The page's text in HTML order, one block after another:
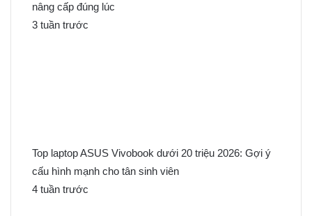
nâng cấp đúng lúc
3 tuần trước
Top laptop ASUS Vivobook dưới 20 triệu 2026: Gợi ý
cấu hình mạnh cho tân sinh viên
4 tuần trước